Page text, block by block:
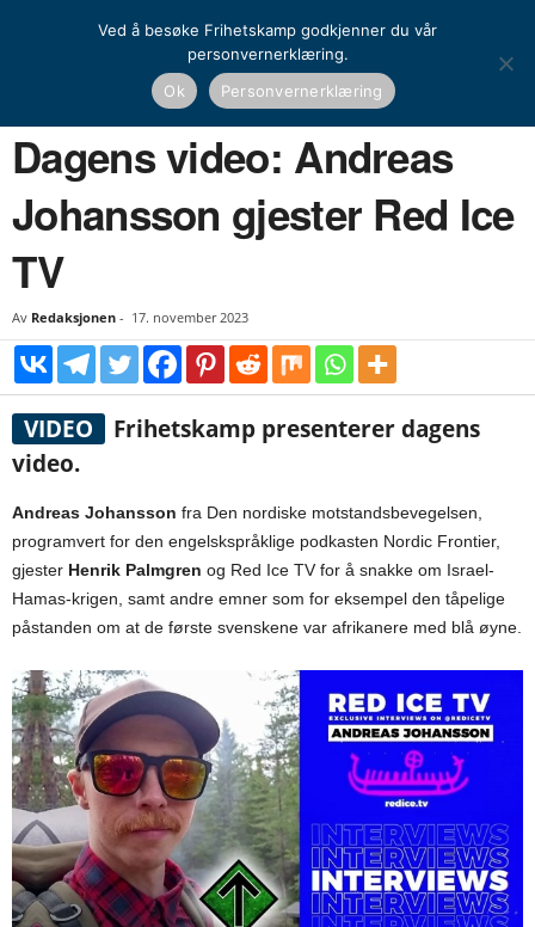
Dagens video: Andreas Johansson gjester Red Ice TV
Dagens video: Andreas
Johansson gjester Red Ice
TV
Av Redaksjonen - 17. november 2023
VIDEO
Frihetskamp presenterer dagens
video.
Andreas Johansson fra Den nordiske motstandsbevegelsen,
programvert for den engelskspråklige podkasten Nordic Frontier,
gjester Henrik Palmgren og Red Ice TV for å snakke om Israel-
Hamas-krigen, samt andre emner som for eksempel den tåpelige
påstanden om at de første svenskene var afrikanere med blå øyne.
Ved å besøke Frihetskamp godkjenner du vår
personvernerklæring.
Ok
Personvernerklæring